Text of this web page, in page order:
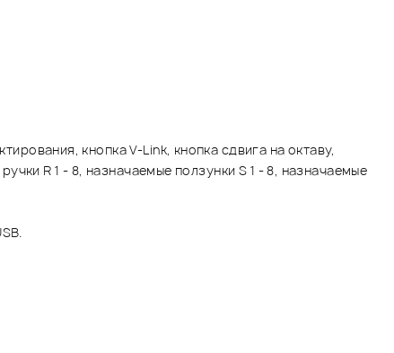
кнопка V-Link, кнопка сдвига на октаву,
R 1 - 8, назначаемые ползунки S 1 - 8, назначаемые